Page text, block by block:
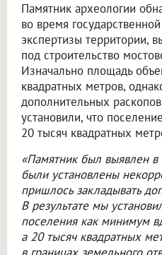
Памятник археологии
во время
экспертизы территории,
под строительство
Изначально площадь
квадратных метров,
дополнительных
установили, что
20 тысяч квадратных
«Памятник был выявлен в
были установлены
пришлось закладывать
В результате мы
поселения как минимум
а 20 тысяч квадратных